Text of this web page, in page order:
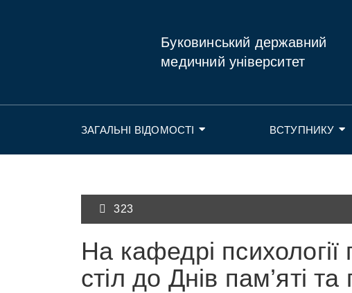
Буковинський державний
медичний університет
ЗАГАЛЬНІ ВІДОМОСТІ ВСТУПНИКУ
323
На кафедрі
стіл до Днів пам’яті